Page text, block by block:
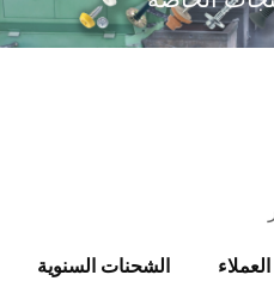
الشحنات السنوية